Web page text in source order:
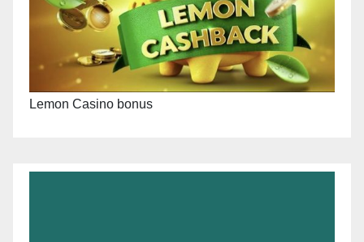
Lemon Casino bonus